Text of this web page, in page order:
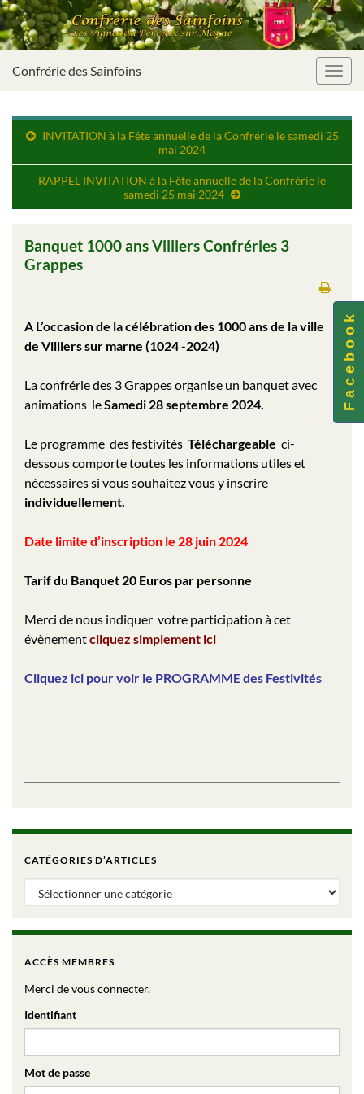
Confrérie des Sainfoins
INVITATION à la Fête annuelle de la Confrérie le samedi 25
mai 2024
RAPPEL INVITATION à la Fête annuelle de la Confrérie le
samedi 25 mai 2024
Banquet 1000 ans Villiers Confréries 3
Grappes
A L’occasion de la célébration des 1000 ans de la ville
de Villiers sur marne (1024 -2024)
La confrérie des 3 Grappes organise un banquet avec
animations leSamedi 28 septembre 2024.
Le programme des festivités Téléchargeable ci-
dessous comporte toutes les informations utiles et
nécessaires si vous souhaitez vous y inscrire
individuellement.
Date limite d’inscription le 28 juin 2024
Tarif du Banquet 20 Euros par personne
Merci de nous indiquer votre participation à cet
évènementcliquez simplement ici
Cliquez ici pour voir le PROGRAMME des Festivités
CATÉGORIES D’ARTICLES
Catégories d’articles
ACCÈS MEMBRES
Merci de vous connecter.
Identifiant
Mot de passe
F a c e b o o k